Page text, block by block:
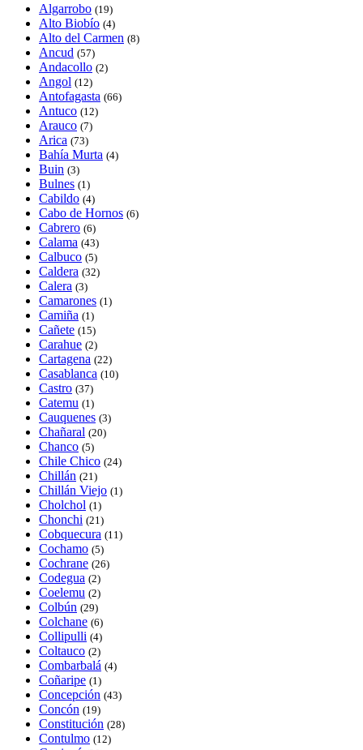
Algarrobo (19)
Alto Biobío (4)
Alto del Carmen (8)
Ancud (57)
Andacollo (2)
Angol (12)
Antofagasta (66)
Antuco (12)
Arauco (7)
Arica (73)
Bahía Murta (4)
Buin (3)
Bulnes (1)
Cabildo (4)
Cabo de Hornos (6)
Cabrero (6)
Calama (43)
Calbuco (5)
Caldera (32)
Calera (3)
Camarones (1)
Camiña (1)
Cañete (15)
Carahue (2)
Cartagena (22)
Casablanca (10)
Castro (37)
Catemu (1)
Cauquenes (3)
Chañaral (20)
Chanco (5)
Chile Chico (24)
Chillán (21)
Chillán Viejo (1)
Cholchol (1)
Chonchi (21)
Cobquecura (11)
Cochamo (5)
Cochrane (26)
Codegua (2)
Coelemu (2)
Colbún (29)
Colchane (6)
Collipulli (4)
Coltauco (2)
Combarbalá (4)
Coñaripe (1)
Concepción (43)
Concón (19)
Constitución (28)
Contulmo (12)